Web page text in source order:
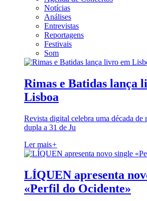
Notícias
Análises
Entrevistas
Reportagens
Festivais
Som
Rimas e Batidas lança
Lisboa
Revista digital celebra uma década de
dupla a 31 de Ju
Ler mais+
LÍQUEN apresenta
«Perfil do Ocidente»